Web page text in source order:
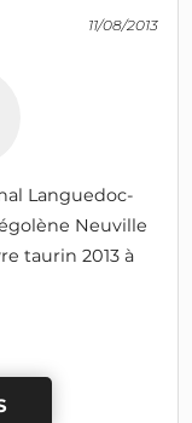
11/08/2013
Languedoc-
Neuville
taurin 2013 à